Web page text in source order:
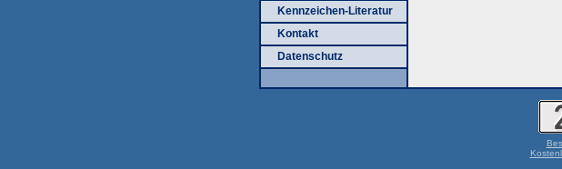
Kennzeichen-Literatur
Kontakt
Datenschutz